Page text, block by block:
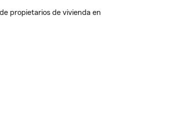
propietarios de vivienda en